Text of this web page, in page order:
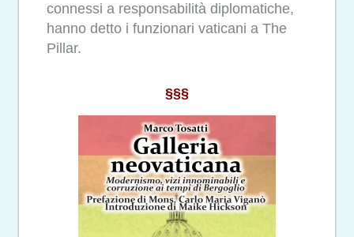
connessi a responsabilità diplomatiche,
hanno detto i funzionari vaticani a The
Pillar.
§§§